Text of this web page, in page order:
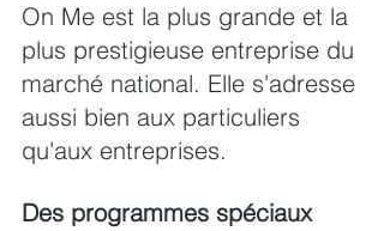
On Me est la plus grande et la
plus prestigieuse entreprise du
marché national. Elle s'adresse
aussi bien aux particuliers
qu'aux entreprises.
Des programmes spéciaux